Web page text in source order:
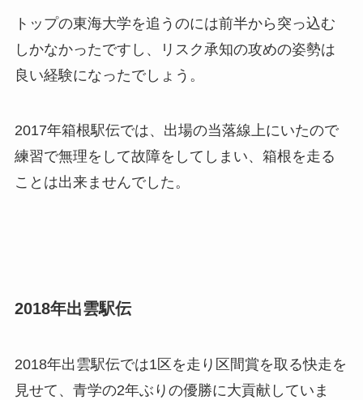
トップの東海大学を追うのには前半から突っ込む
しかなかったですし、リスク承知の攻めの姿勢は
良い経験になったでしょう。
2017年箱根駅伝では、出場の当落線上にいたので
練習で無理をして故障をしてしまい、箱根を走る
ことは出来ませんでした。
2018年出雲駅伝
2018年出雲駅伝では1区を走り区間賞を取る快走を
見せて、青学の2年ぶりの優勝に大貢献していま